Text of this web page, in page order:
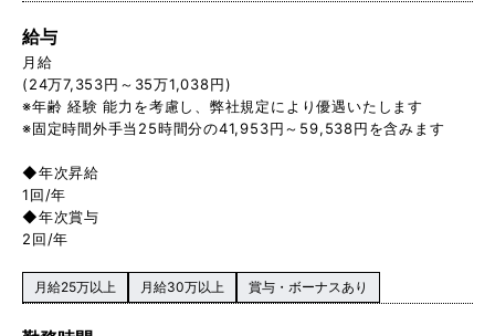
給与
月給
(24万7,353円～35万1,038円)
※年齢 経験 能力を考慮し、弊社規定により優遇いたします
※固定時間外手当25時間分の41,953円～59,538円を含みます
◆年次昇給
1回/年
◆年次賞与
2回/年
月給25万以上 月給30万以上 賞与・ボーナスあり